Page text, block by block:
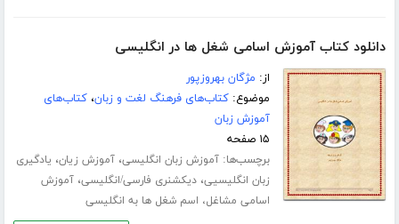
دانلود کتاب آموزش اسامی شغل ها در انگلیسی
از: مژگان بهروزپور
موضوع:کتاب‌های فرهنگ لغت و زبان،کتاب‌های
آموزش زبان
۱۵ صفحه
برچسب‌ها:آموزش زبان انگلیسی،آموزش زیان، یادگیری
زبان انگلیسیی،دیکشنری فارسی/انگلیسی،آموزش
اسامی مشاغل، اسم شغل ها به انگلیسی